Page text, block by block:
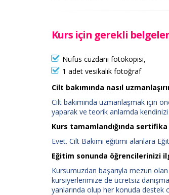
Kurs için gerekli
Nüfus cüzdanı fotokopisi,
1 adet vesikalık fotoğraf
Cilt bakımında nasıl
Cilt bakımında uzmanlaşmak için
yaparak ve teorik anlamda
Kurs tamamlandığında
Evet. Cilt Bakımı eğitimi alanlara
Eğitim sonunda öğrencilerinizi
Kursumuzdan başarıyla mezun
kursiyerlerimize de ücretsiz
yanlarında olup her konuda destek